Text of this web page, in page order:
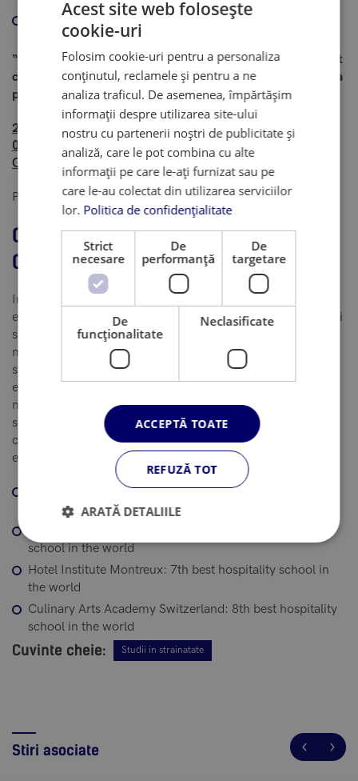
pentru a-ti dezvolta potentialul de lider si, in acelasi
timp, a-ti imbunatati abilitatile de comunicare
“Thriving Hospitality”: How a degree in Hotel Management
can open endless doors of opportunity – este oportunitatea
pe care nu trebuie sa o ratezi!
21 mai, ora 12:00, Hotel Epoque (Intrarea Aurora 17C,
010213 Bucuresti, Romania, langa Colegiul National
Gheorghe Lazar
PARTICIPA LA MASTERCLASS
Quick facts about Swiss Education
Group
Inca din 1982, SEG este lider la nivel mondial in domeniul
educatiei hoteliere. Succesul remarcabil al SEG a stabilit noi
standarde in industria ospitalitatii. Pastrand traditia
managementului hotelier din Elvetia, toate programele de
studiu oferite de SEG combina invatarea academica cu
experienta practica si sunt concepute pentru a satisface
nevoile angajatorilor din domeniu. Toate scolile membre
sunt supuse unor criterii de asigurare a calitatii academice,
care asigura elevii ca primesc renumitul nivel de educatie
elvetian.
Swiss Hotel Management School: 3rd best hospitality
school in the world
school in the world
Hotel Institute Montreux: 7th best hospitality school in
the world
Culinary Arts Academy Switzerland: 8th best hospitality
school in the world
Cuvinte cheie: Studii in strainatate
Stiri asociate
Acest site web folosește
cookie-uri
Folosim cookie-uri pentru a personaliza
conținutul, reclamele și pentru a ne
analiza traficul. De asemenea, împărtășim
informații despre utilizarea site-ului
nostru cu partenerii noștri de publicitate și
analiză, care le pot combina cu alte
informații pe care le-ați furnizat sau pe
care le-au colectat din utilizarea serviciilor
lor. Politica de confidențialitate
Strict
necesare
De
performanță
De
targetare
De
funcţionalitate
Neclasificate
ACCEPTĂ TOATE
REFUZĂ TOT
ARATĂ DETALIILE